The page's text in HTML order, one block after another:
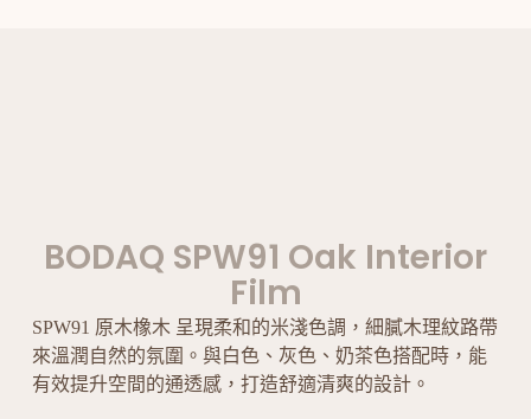
BODAQ SPW91 Oak Interior
Film
SPW91 原木橡木 呈現柔和的米淺色調，細膩木理紋路帶
來溫潤自然的氛圍。與白色、灰色、奶茶色搭配時，能
有效提升空間的通透感，打造舒適清爽的設計。